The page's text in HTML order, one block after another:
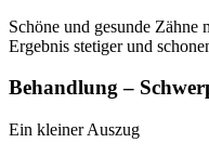
Schöne und gesunde
Ergebnis stetiger und
Behandlung –
Ein kleiner Auszug